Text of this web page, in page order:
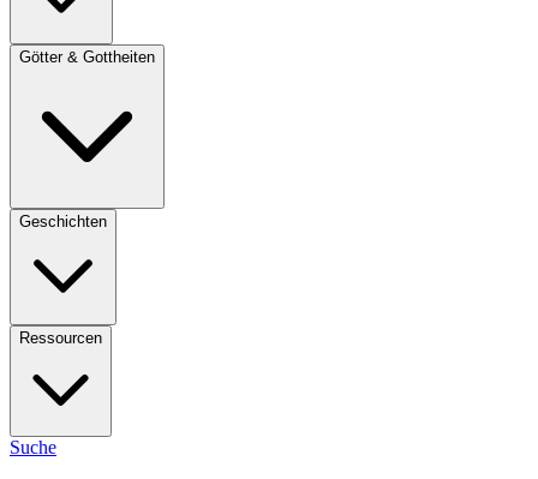
Götter & Gottheiten
Geschichten
Ressourcen
Suche